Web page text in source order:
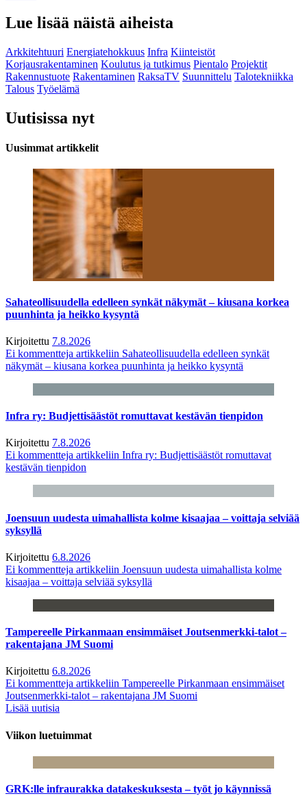
Lue lisää näistä aiheista
Arkkitehtuuri Energiatehokkuus Infra Kiinteistöt
Korjausrakentaminen Koulutus ja tutkimus Pientalo Projektit
Rakennustuote Rakentaminen RaksaTV Suunnittelu Talotekniikka
Talous Työelämä
Uutisissa nyt
Uusimmat artikkelit
Sahateollisuudella edelleen synkät näkymät – kiusana korkea
puunhinta ja heikko kysyntä
Kirjoitettu 7.8.2026
Ei kommentteja artikkeliin Sahateollisuudella edelleen synkät
näkymät – kiusana korkea puunhinta ja heikko kysyntä
Infra ry: Budjettisäästöt romuttavat kestävän tienpidon
Kirjoitettu 7.8.2026
Ei kommentteja artikkeliin Infra ry: Budjettisäästöt romuttavat
kestävän tienpidon
Joensuun uudesta uimahallista kolme kisaajaa – voittaja selviää
syksyllä
Kirjoitettu 6.8.2026
Ei kommentteja artikkeliin Joensuun uudesta uimahallista kolme
kisaajaa – voittaja selviää syksyllä
Tampereelle Pirkanmaan ensimmäiset Joutsenmerkki-talot –
rakentajana JM Suomi
Kirjoitettu 6.8.2026
Ei kommentteja artikkeliin Tampereelle Pirkanmaan ensimmäiset
Joutsenmerkki-talot – rakentajana JM Suomi
Lisää uutisia
Viikon luetuimmat
GRK:lle infraurakka datakeskuksesta – työt jo käynnissä